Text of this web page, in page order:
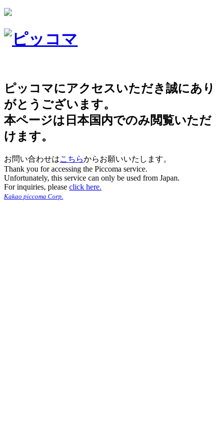
ピッコマにアクセスいただき誠にあり
がとうございます。
本ページは日本国内でのみ閲覧いただ
けます。
お問い合わせはこちらからお願いいたします。
Thank you for accessing the Piccoma service.
Unfortunately, this service can only be used from Japan.
For inquiries, please click here.
Kakao piccoma Corp.